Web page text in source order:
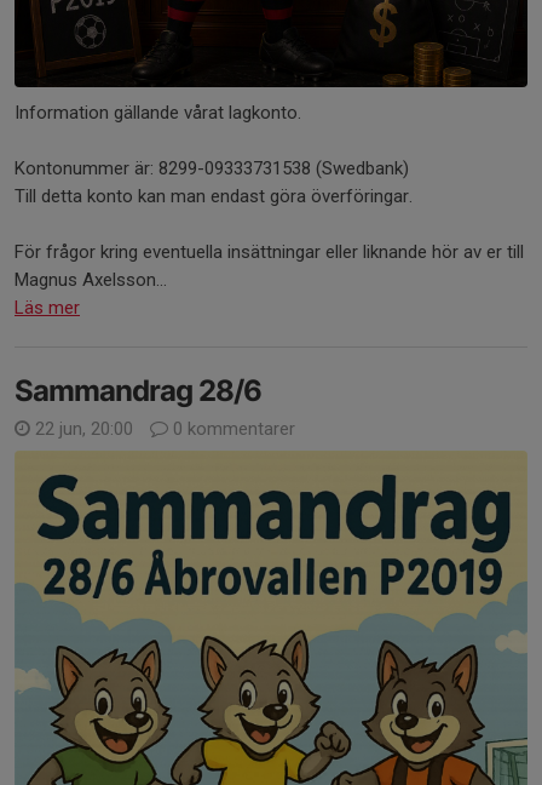
Information gällande vårat lagkonto.
Kontonummer är: 8299-09333731538 (Swedbank)
Till detta konto kan man endast göra överföringar.
För frågor kring eventuella insättningar eller liknande hör av er till
Magnus Axelsson...
Läs mer
Sammandrag 28/6
22 jun, 20:00 0 kommentarer